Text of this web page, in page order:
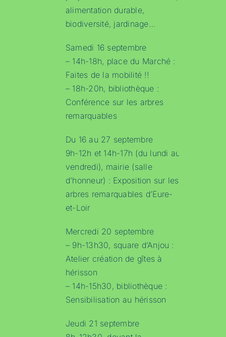
alimentation durable,
biodiversité, jardinage…
Samedi 16 septembre
– 14h-18h, place du Marché :
Faites de la mobilité !!
– 18h-20h, bibliothèque :
Conférence sur les arbres
remarquables
Du 16 au 27 septembre
9h-12h et 14h-17h (du lundi au
vendredi), mairie (salle
d’honneur) : Exposition sur les
arbres remarquables d’Eure-
et-Loir
Mercredi 20 septembre
– 9h-13h30, square d’Anjou :
Atelier création de gîtes à
hérisson
– 14h-15h30, bibliothèque :
Sensibilisation au hérisson
Jeudi 21 septembre